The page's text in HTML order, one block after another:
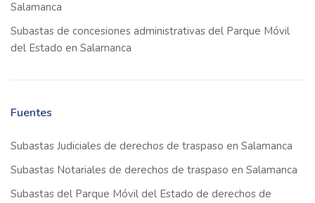
Salamanca
Subastas de concesiones administrativas del Parque Móvil
del Estado en Salamanca
Fuentes
Subastas Judiciales de derechos de traspaso en Salamanca
Subastas Notariales de derechos de traspaso en Salamanca
Subastas del Parque Móvil del Estado de derechos de